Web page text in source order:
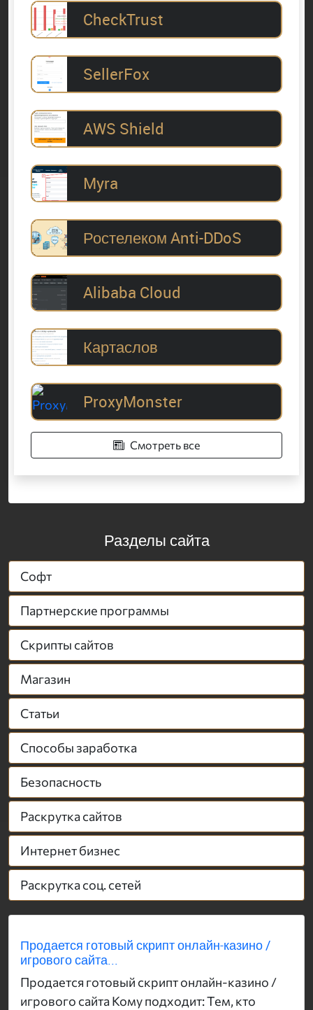
CheckTrust
SellerFox
AWS Shield
Myra
Ростелеком Anti-DDoS
Alibaba Cloud
Картаслов
ProxyMonster
Смотреть все
Разделы сайта
Софт
Партнерские программы
Скрипты сайтов
Магазин
Статьи
Способы заработка
Безопасность
Раскрутка сайтов
Интернет бизнес
Раскрутка соц. сетей
Продается готовый скрипт онлайн-казино /
игрового сайта...
Продается готовый скрипт онлайн-казино /
игрового сайта Кому подходит: Тем, кто